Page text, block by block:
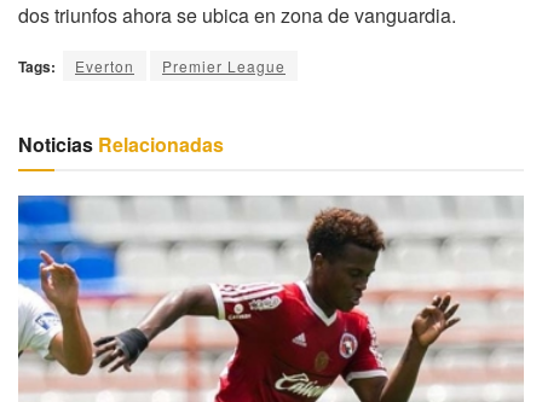
dos triunfos ahora se ubica en zona de vanguardia.
Tags: Everton Premier League
Noticias Relacionadas